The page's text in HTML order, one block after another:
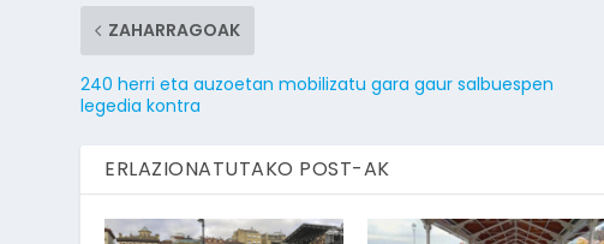
ZAHARRAGOAK
240 herri eta auzoetan mobilizatu gara gaur salbuespen
legedia kontra
ERLAZIONATUTAKO POST-AK